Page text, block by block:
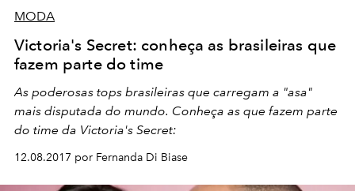
MODA
Victoria's Secret: conheça as brasileiras que
fazem parte do time
As poderosas tops brasileiras que carregam a "asa"
mais disputada do mundo. Conheça as que fazem parte
do time da Victoria's Secret:
12.08.2017 por Fernanda Di Biase